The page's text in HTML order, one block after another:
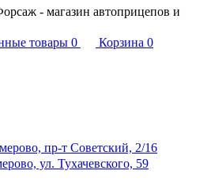
- магазин автоприцепов и
товары 0 Корзина 0
пр-т Советский, 2/16
ул. Тухачевского, 59